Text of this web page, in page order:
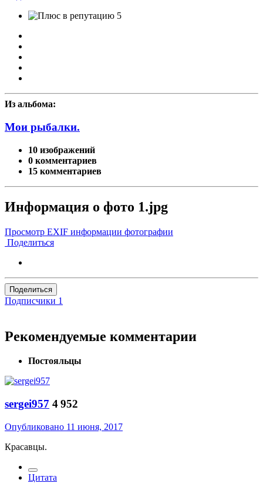
5
Из альбома:
Мои рыбалки.
10 изображений
0 комментариев
15 комментариев
Информация о фото 1.jpg
Просмотр EXIF информации фотографии
Поделиться
Поделиться
Подписчики 1
Рекомендуемые комментарии
Постояльцы
sergei957 4 952
Опубликовано 11 июня, 2017
Красавцы.
Цитата